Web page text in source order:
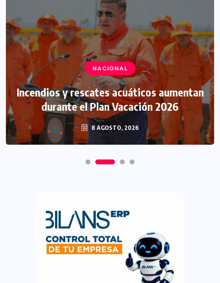
NACIONAL
Incendios y rescates acuáticos aumentan
durante el Plan Vacación 2026
8 AGOSTO, 2026